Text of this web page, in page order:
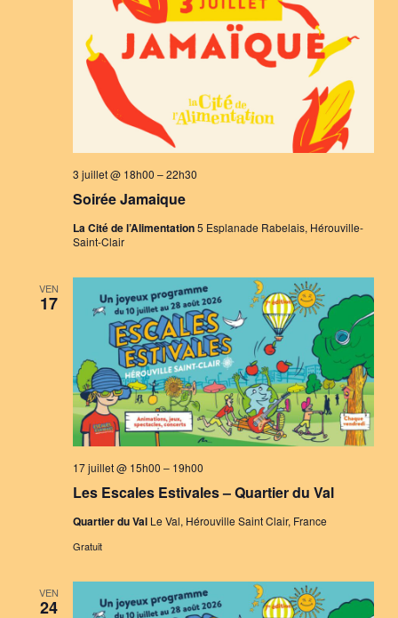
Soirée Jamaique
3 juillet @ 18h00 –22h30
La Cité de l’Alimentation5 Esplanade Rabelais, Hérouville-
Saint-Clair
VEN
17
Les Escales Estivales – Quartier du Val
17 juillet @ 15h00 – 19h00
Quartier du Val Le Val, Hérouville Saint Clair, France
Gratuit
VEN
24